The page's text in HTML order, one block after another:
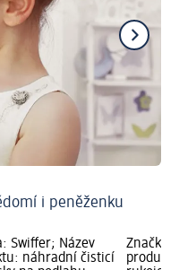
i peněženku
Swiffer; Název
náhradní čisticí
Značka: